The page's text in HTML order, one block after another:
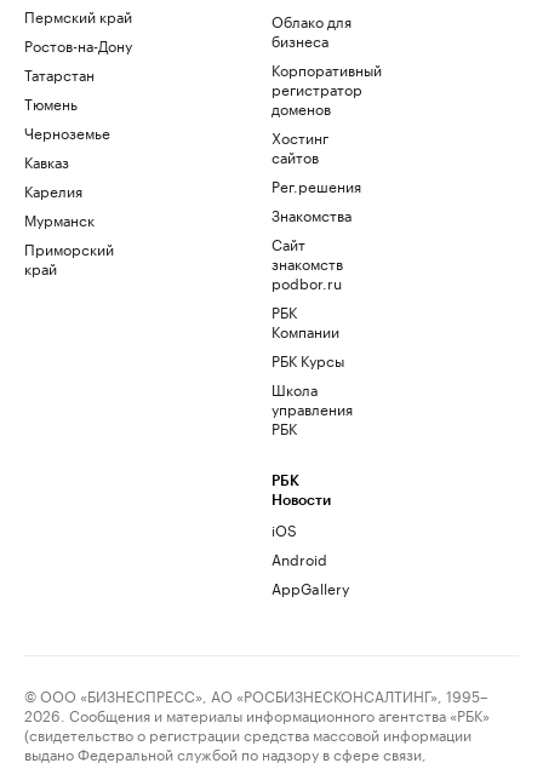
Пермский край
Ростов-на-Дону
Татарстан
Тюмень
Черноземье
Кавказ
Карелия
Мурманск
Приморский
край
Облако для
бизнеса
Корпоративный
регистратор
доменов
Хостинг
сайтов
Рег.решения
Знакомства
Сайт
знакомств
podbor.ru
РБК
Компании
РБК Курсы
Школа
управления
РБК
РБК
Новости
iOS
Android
AppGallery
© ООО «БИЗНЕСПРЕСС», АО «РОСБИЗНЕСКОНСАЛТИНГ», 1995–
2026. Сообщения и материалы информационного агентства «РБК»
(свидетельство о регистрации средства массовой информации
выдано Федеральной службой по надзору в сфере связи,